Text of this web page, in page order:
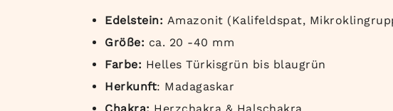
Edelstein: Amazonit (Kalifeldspat,
Größe: ca. 20 -40 mm
Farbe: Helles Türkisgrün bis blaugrün
Herkunft: Madagaskar